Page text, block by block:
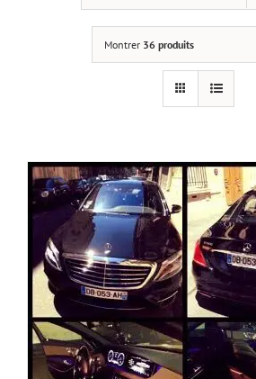
Montrer 36 produits